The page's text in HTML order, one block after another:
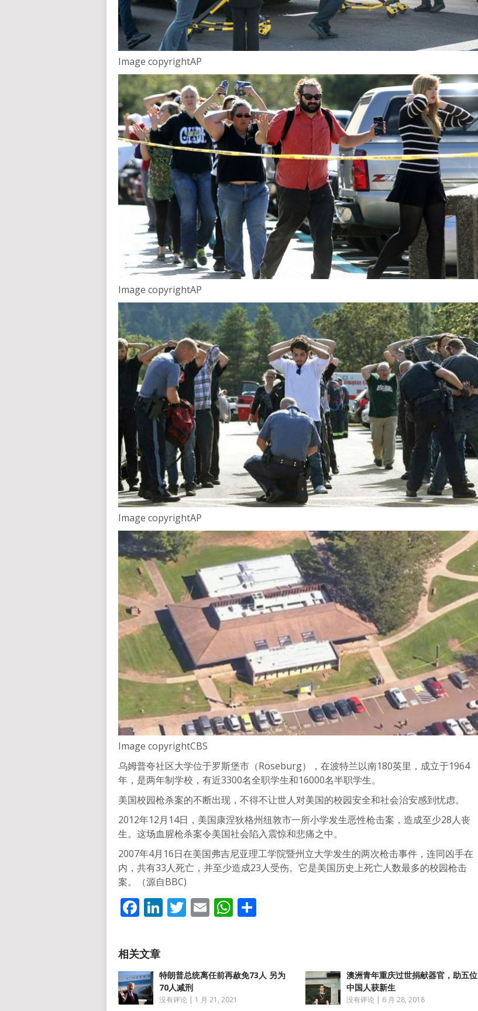
Image copyrightAP
Image copyrightAP
Image copyrightAP
Image copyrightCBS
乌姆普夸社区大学位于罗斯堡市（Roseburg），在波特兰以南180英里，成立于1964
年，是两年制学校，有近3300名全职学生和16000名半职学生。
美国校园枪杀案的不断出现，不得不让世人对美国的校园安全和社会治安感到忧虑。
2012年12月14日，美国康涅狄格州纽敦市一所小学发生恶性枪击案，造成至少28人丧
生。这场血腥枪杀案令美国社会陷入震惊和悲痛之中。
2007年4月16日在美国弗吉尼亚理工学院暨州立大学发生的两次枪击事件，连同凶手在
内，共有33人死亡，并至少造成23人受伤。它是美国历史上死亡人数最多的校园枪击
案。（源自BBC)
Facebook
LinkedIn
Twitter
EmailWhatsApp
特朗普总统离任前再赦免73人 另为
70人减刑
没有评论 | 1 月 21, 2021
澳洲青年重庆过世捐献器官，助五位
中国人获新生
没有评论 | 6 月 28, 2018